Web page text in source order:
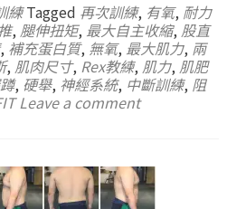
練 Tagged 再次訓練, 有氧, 耐力
, 腿伸扭矩, 最大自主收縮, 股直
, 補充蛋白質, 無氧, 最大肌力, 兩
, 肌肉尺寸, Rex教練, 肌力, 肌肥
, 硬舉, 神經系統, 中斷訓練, 阻
Leave a comment